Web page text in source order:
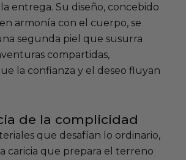
entrega. Su diseño, concebido
armonía con el cuerpo, se
segunda piel que susurra
compartidas,
la confianza y el deseo fluyan
de la complicidad
que desafían lo ordinario,
caricia que prepara el terreno